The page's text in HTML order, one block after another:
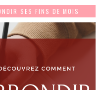
SES FINS DE MOIS